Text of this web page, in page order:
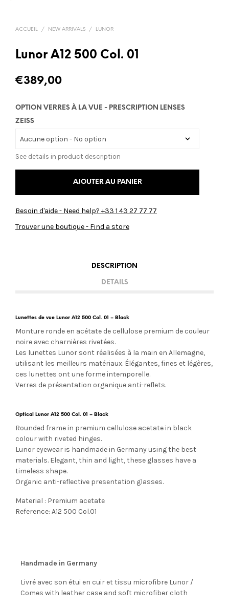
ACCUEIL / NEW ARRIVALS / LUNOR
Lunor A12 500 Col. 01
€389,00
OPTION VERRES À LA VUE - PRESCRIPTION LENSES
ZEISS
See details in product description
AJOUTER AU PANIER
Besoin d'aide - Need help? +33 1 43 27 77 77
Trouver une boutique - Find a store
DESCRIPTION
DETAILS
Lunettes de vue Lunor A12 500 Col. 01 – Black
Monture ronde en acétate de cellulose premium de couleur
noire avec charnières rivetées.
Les lunettes Lunor sont réalisées à la main en Allemagne,
utilisant les meilleurs matériaux. Élégantes, fines et légères,
ces lunettes ont une forme intemporelle.
Verres de présentation organique anti-reflets.
Optical Lunor A12 500 Col. 01 – Black
Rounded frame in premium cellulose acetate in black
colour with riveted hinges.
Lunor eyewear is handmade in Germany using the best
materials. Elegant, thin and light, these glasses have a
timeless shape.
Organic anti-reflective presentation glasses.
Material : Premium acetate
Reference: A12 500 Col.01
Handmade in Germany
Livré avec son étui en cuir et tissu microfibre Lunor /
Comes with leather case and soft microfiber cloth